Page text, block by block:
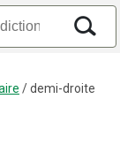
/demi-droite